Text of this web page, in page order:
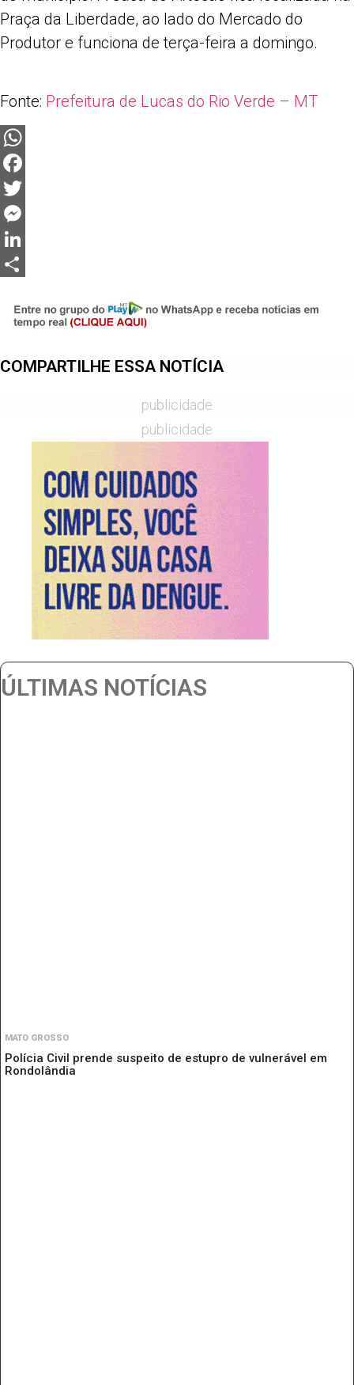
Praça da Liberdade, ao lado do Mercado do
Produtor e funciona de terça-feira a domingo.
Fonte: Prefeitura de Lucas do Rio Verde – MT
WhatsApp
Facebook
Twitter
Messenger
LinkedIn
COMPARTILHE ESSA NOTÍCIA
publicidade
publicidade
ÚLTIMAS NOTÍCIAS
MATO GROSSO
Polícia Civil prende suspeito de estupro de vulnerável em
Rondolândia